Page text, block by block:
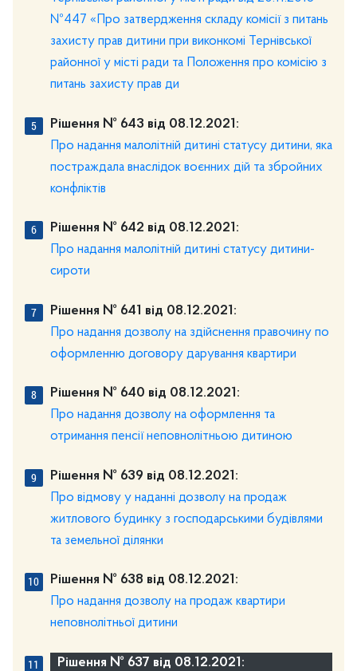
№447 «Про затвердження складу комісії з питань
захисту прав дитини при виконкомі Тернівської
районної у місті ради та Положення про комісію з
питань захисту прав ди
Рішення № 643 від 08.12.2021:
Про надання малолітній дитині статусу дитини, яка
постраждала внаслідок воєнних дій та збройних
конфліктів
Рішення № 642 від 08.12.2021:
Про надання малолітній дитині статусу дитини-
сироти
Рішення № 641 від 08.12.2021:
Про надання дозволу на здійснення правочину по
оформленню договору дарування квартири
Рішення № 640 від 08.12.2021:
Про надання дозволу на оформлення та
отримання пенсії неповнолітньою дитиною
Рішення № 639 від 08.12.2021:
Про відмову у наданні дозволу на продаж
житлового будинку з господарськими будівлями
та земельної ділянки
Рішення № 638 від 08.12.2021:
Про надання дозволу на продаж квартири
неповнолітньої дитини
Рішення № 637 від 08.12.2021: